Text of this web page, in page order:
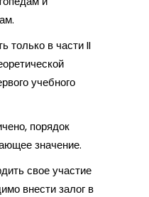
только в части II
учебного
порядок
значение.
свое участие
внести залог в